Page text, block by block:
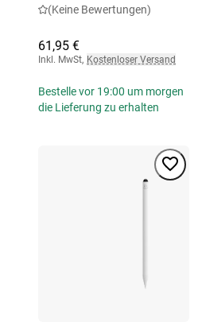
(Keine Bewertungen)
61,95 €
Inkl. MwSt, Kostenloser Versand
Bestelle vor 19:00 um morgen
die Lieferung zu erhalten